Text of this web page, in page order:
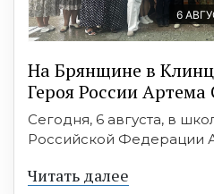
6
На Брянщине в
Героя России Артема
Сегодня, 6 августа, в
Российской Федерации
Читать далее